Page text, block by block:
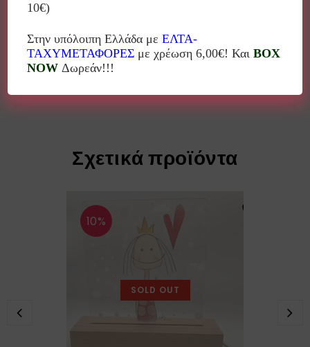
Όλα τα αντικείμενα είναι απολύτως χειροποίητα και
πάντα υπάρχουν μικροδιαφορές από το αντικείμενο
της φωτογραφίας!
Σχετικά προϊόντα
10%
SOLD OUT
10€)
Στην υπόλοιπη Ελλάδα μεΕΛΤΑ-
ΤΑΧΥΜΕΤΑΦΟΡΕΣ με χρέωση 6,00€! ΚαιBOX
NOW Δωρεάν!!!